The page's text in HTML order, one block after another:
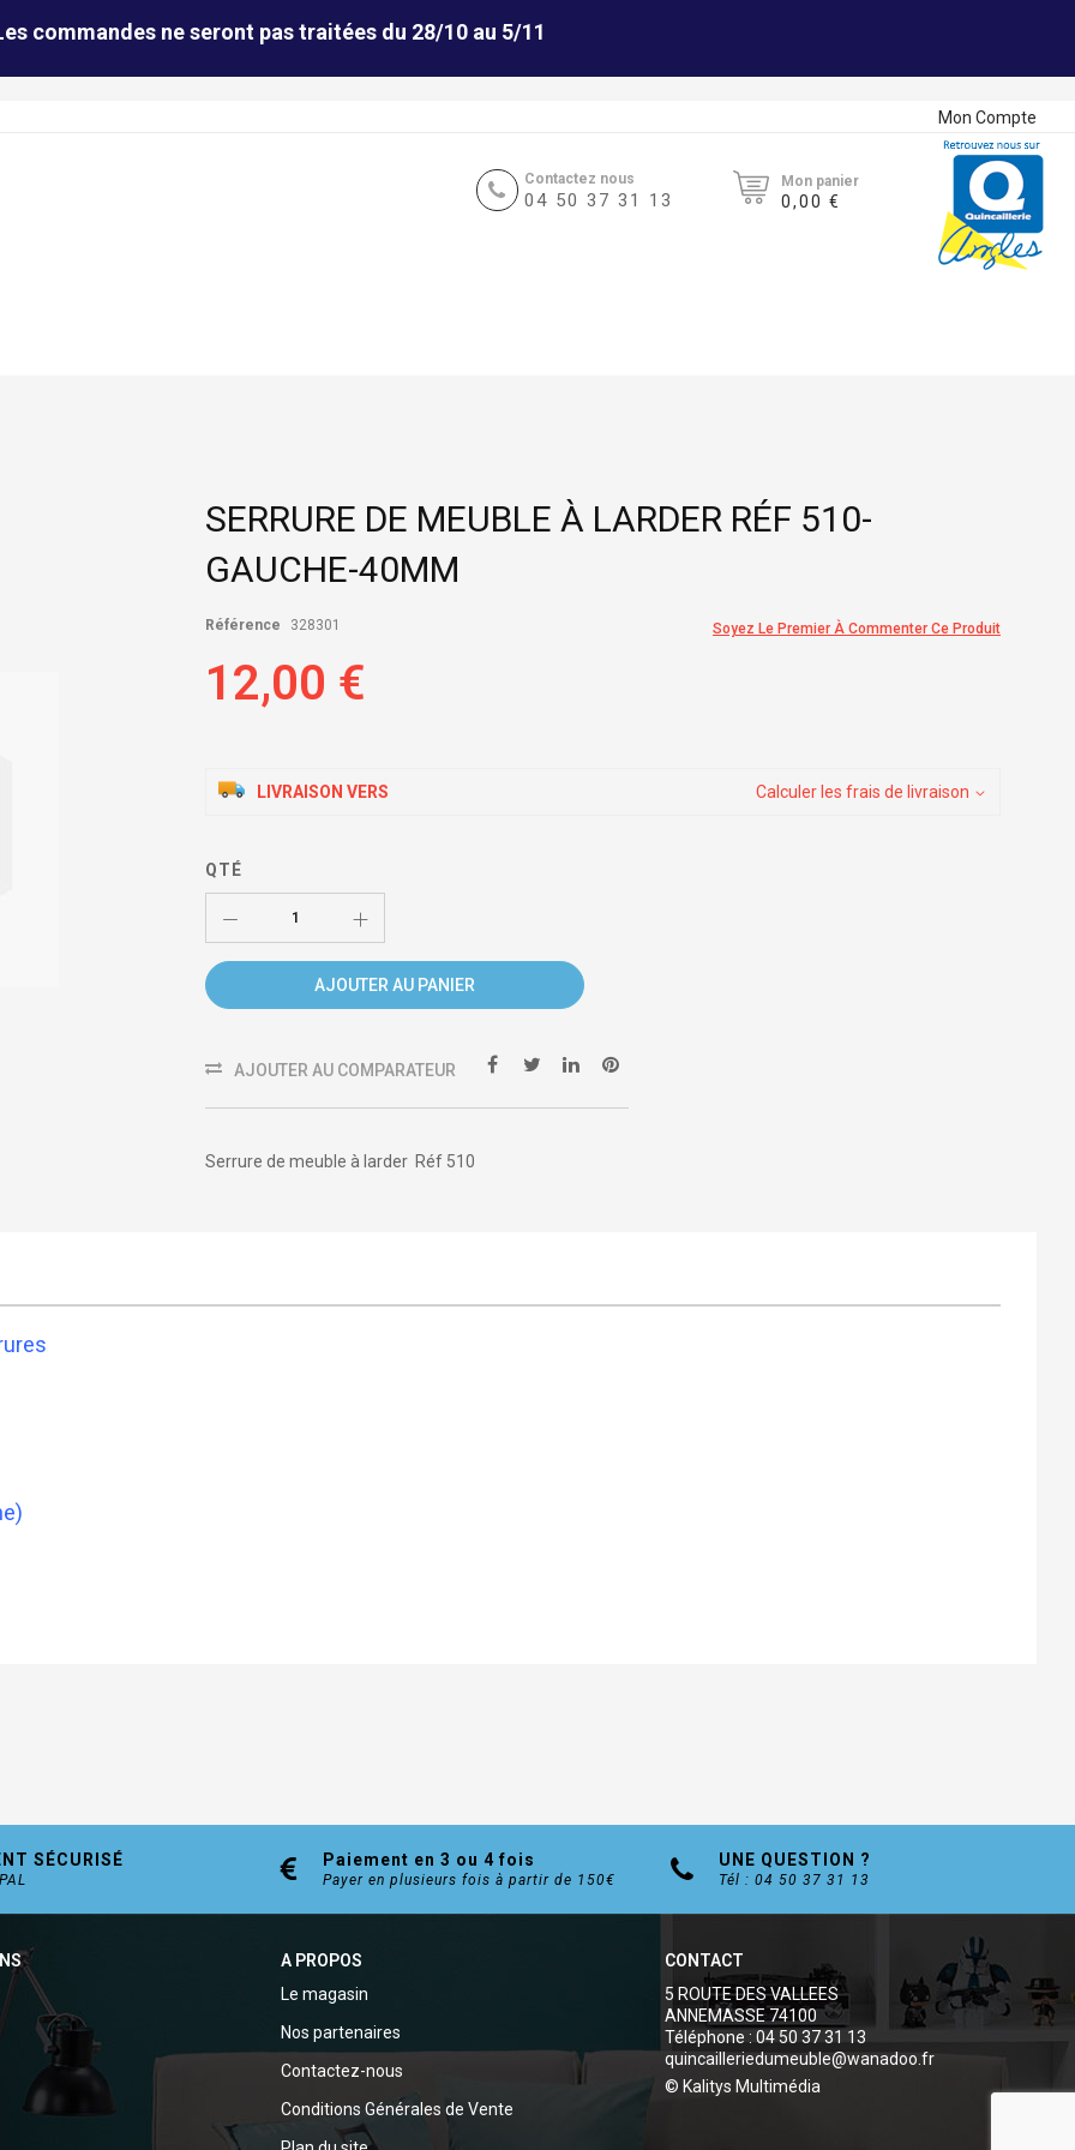
commandes ne seront pas traitées du 28/10 au 5/11
Mon Compte
Contactez nous
04 50 37 31 13
Mon panier
0,00 €
SERRURE DE MEUBLE À LARDER RÉF 510-
GAUCHE-40MM
Soyez Le Premier À Commenter Ce Produit
Référence 328301
12,00 €
LIVRAISON VERS Calculer les frais de livraison
QTÉ
AJOUTER AU PANIER
AJOUTER AU COMPARATEUR
Serrure de meuble à larder Réf 510
SÉCURISÉ Paiement en 3 ou 4 fois
Payer en plusieurs fois à partir de 150€
UNE QUESTION ?
Tél : 04 50 37 31 13
A PROPOS
Le magasin
Nos partenaires
Contactez-nous
Conditions Générales de Vente
CONTACT
5 ROUTE DES VALLEES
ANNEMASSE 74100
Téléphone : 04 50 37 31 13
quincailleriedumeuble@wanadoo.fr
© Kalitys Multimédia